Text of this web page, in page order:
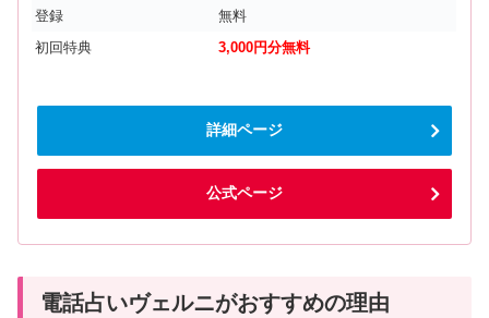
登録
無料
初回特典
3,000円分無料
詳細ページ
公式ページ
電話占いヴェルニがおすすめの理由